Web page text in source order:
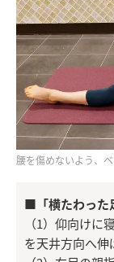
腰を傷めないよう、
■「横たわった
（1）仰向けに
を天井方向へ伸